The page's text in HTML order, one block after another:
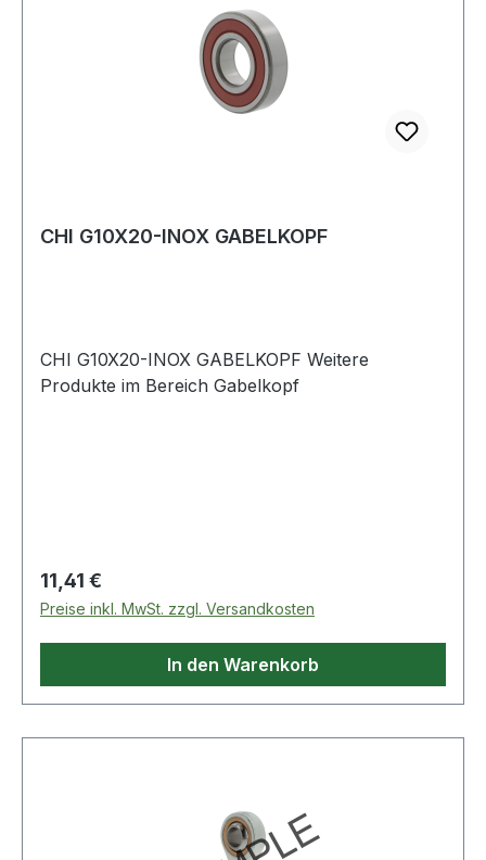
CHI G10X20-INOX GABELKOPF
CHI G10X20-INOX GABELKOPF Weitere
Produkte im Bereich Gabelkopf
Regulärer Preis:
11,41 €
Preise inkl. MwSt. zzgl. Versandkosten
In den Warenkorb